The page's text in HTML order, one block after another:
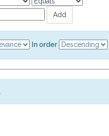
In order